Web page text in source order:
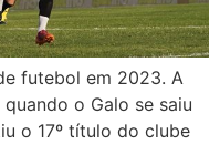
futebol em 2023. A
o Galo se saiu
o 17º título do clube